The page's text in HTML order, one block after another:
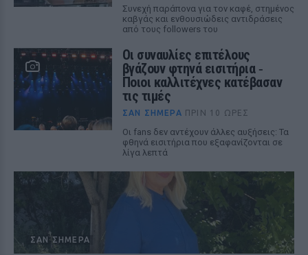
Συνεχή παράπονα για τον καφέ, στημένος
καβγάς και ενθουσιώδεις αντιδράσεις
από τους followers του
Οι συναυλίες επιτέλους
βγάζουν φτηνά εισιτήρια ‑
Ποιοι καλλιτέχνες κατέβασαν
τις τιμές
ΣΑΝ ΣΉΜΕΡΑ ΠΡΙΝ 10 ΏΡΕΣ
Οι fans δεν αντέχουν άλλες αυξήσεις: Τα
φθηνά εισιτήρια που εξαφανίζονται σε
λίγα λεπτά
ΣΑΝ ΣΉΜΕΡΑ